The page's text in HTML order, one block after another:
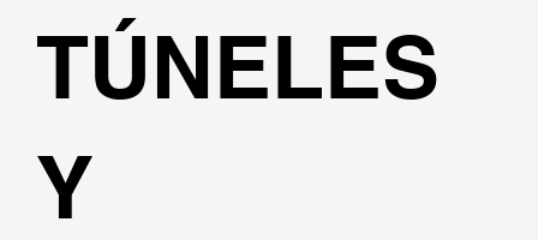
TÚNELES
Y